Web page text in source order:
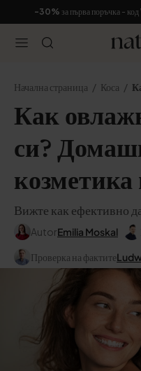
-30% за първа поръчка - код
Начална страница Коса
Как
си?
козметика
Вижте как ефективно
AutorEmilia Moskal
Проверка на фактите